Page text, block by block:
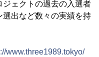
ェクトの過去の入選者
出など数々の実績を持
www.three1989.tokyo/